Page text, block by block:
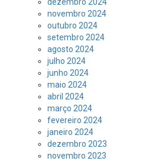
novembro 2024
outubro 2024
setembro 2024
agosto 2024
julho 2024
junho 2024
maio 2024
abril 2024
março 2024
fevereiro 2024
janeiro 2024
dezembro 2023
novembro 2023